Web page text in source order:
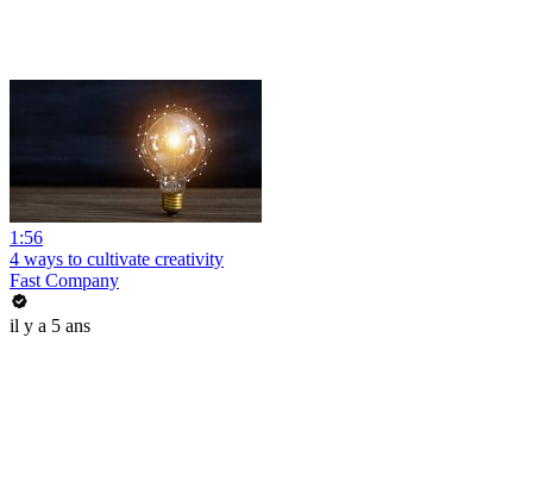
1:56
4 ways to cultivate creativity
Fast Company
il y a 5 ans